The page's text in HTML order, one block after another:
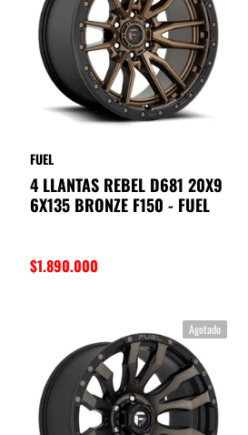
FUEL
4 LLANTAS REBEL D681 20X9
6X135 BRONZE F150 - FUEL
$1.890.000
Agotado